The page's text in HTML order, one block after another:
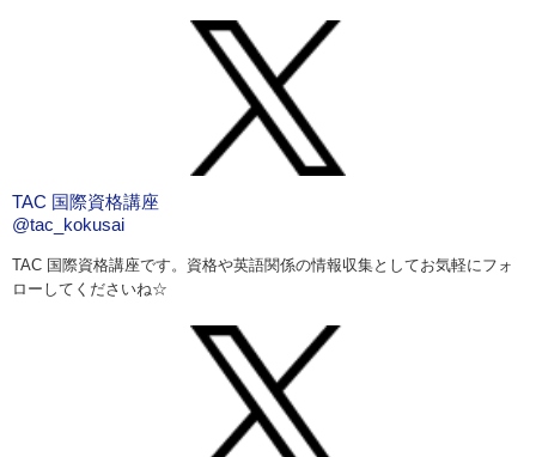
TAC 国際資格講座
@tac_kokusai
TAC 国際資格講座です。資格や英語関係の情報収集としてお気軽にフォ
ローしてくださいね☆